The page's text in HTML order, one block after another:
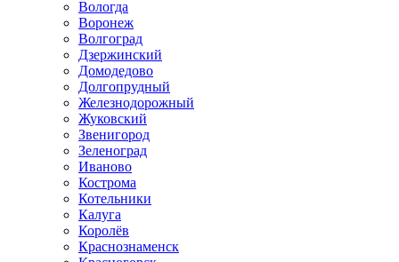
Вологда
Воронеж
Волгоград
Дзержинский
Домодедово
Долгопрудный
Железнодорожный
Жуковский
Звенигород
Зеленоград
Иваново
Кострома
Котельники
Калуга
Королёв
Краснознаменск